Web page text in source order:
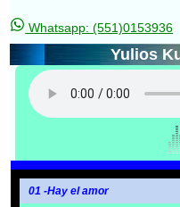
Whatsapp: (551)0153936
Yulios
01 -Hay el amor